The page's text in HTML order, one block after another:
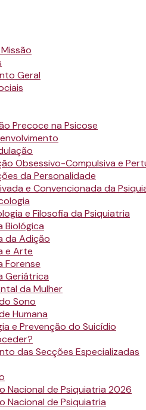
Geral
Precoce na Psicose
Obsessivo-Compulsiva e
da Personalidade
e Convencionada da
e Filosofia da Psiquiatria
Biológica
da Adição
e Arte
Forense
Geriátrica
da Mulher
Sono
Humana
e Prevenção do Suicídio
das Secções Especializadas
Nacional de Psiquiatria 2026
Nacional de Psiquiatria